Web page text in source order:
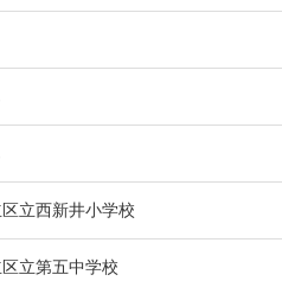
区立西新井小学校
区立第五中学校